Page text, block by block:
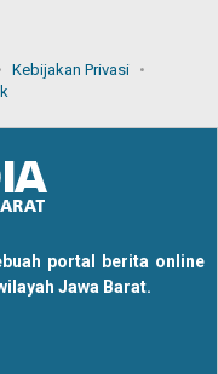
Kebijakan Privasi
portal berita online
Jawa Barat.